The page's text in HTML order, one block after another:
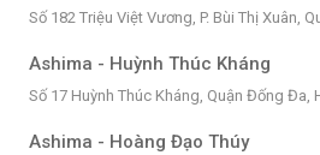
Số 182 Triệu Việt Vương, P. Bùi Thị Xuân,
Ashima - Huỳnh Thúc Kháng
Số 17 Huỳnh Thúc Kháng, Quận Đống Đa,
Ashima - Hoàng Đạo Thúy